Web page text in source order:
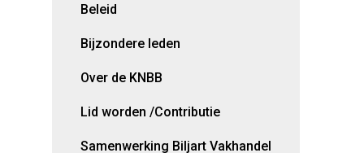
Beleid
Bijzondere leden
Over de KNBB
Lid worden /Contributie
Samenwerking Biljart Vakhandel